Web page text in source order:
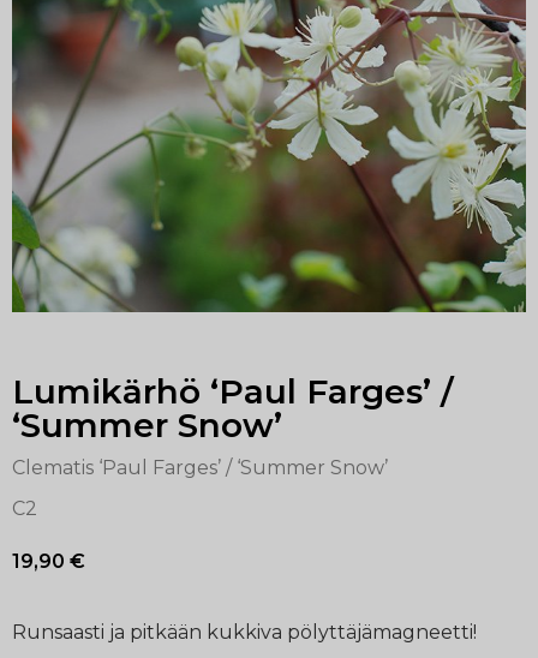
Lumikärhö ‘Paul Farges’ /
‘Summer Snow’
Clematis ‘Paul Farges’ / ‘Summer Snow’
C2
19,90 €
Runsaasti ja pitkään kukkiva pölyttäjämagneetti!